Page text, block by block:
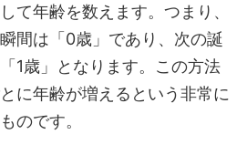
て年齢を数えます。つまり、
間は「0歳」であり、次の誕
1歳」となります。この方法
に年齢が増えるという非常に
のです。